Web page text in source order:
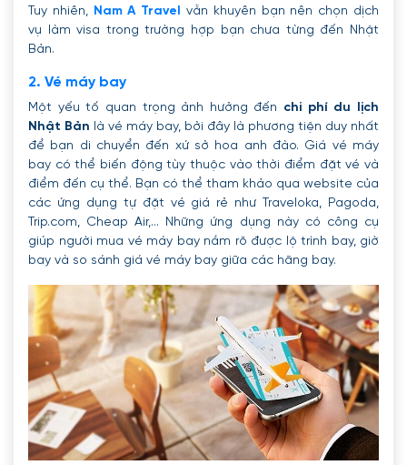
Tuy nhiên, Nam A Travel
vẫn khuyên bạn nên chọn dịch
vụ làm visa trong trường hợp bạn chưa từng đến Nhật
Bản.
2. Vé máy bay
Một yếu tố quan trọng ảnh hưởng đến chi phí du lịch
Nhật Bản là vé máy bay, bởi đây là phương tiện duy nhất
để bạn di chuyển đến xứ sở hoa anh đào. Giá vé máy
bay có thể biến động tùy thuộc vào thời điểm đặt vé và
điểm đến cụ thể. Bạn có thể tham khảo qua website của
các ứng dụng tự đặt vé giá rẻ như Traveloka, Pagoda,
Trip.com, Cheap Air,... Những ứng dụng này có công cụ
giúp người mua vé máy bay nắm rõ được lộ trình bay, giờ
bay và so sánh giá vé máy bay giữa các hãng bay.